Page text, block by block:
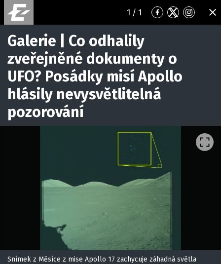
1 / 1
Přejít
na
Přejít
na
Přejít
na
Galerie | Co odhalily
zveřejněné dokumenty o
UFO? Posádky misí Apollo
hlásily nevysvětlitelná
pozorování
Snímek z Měsíce z mise Apollo 17 zachycuje záhadná světla